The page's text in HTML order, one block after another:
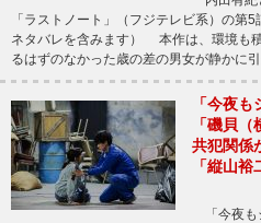
「ラストノート」（フジテレビ系）の第
ネタバレを含みます） 本作は、環境も
るはずのなかった歳の差の男女が静かに
「今夜
「磯貝
共犯関係
「縦山
「今夜も